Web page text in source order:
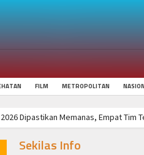
FILM METROPOLITAN
Siap Berebut Tiket ke Final
Duel Panas Menuju Final
Sekilas Info